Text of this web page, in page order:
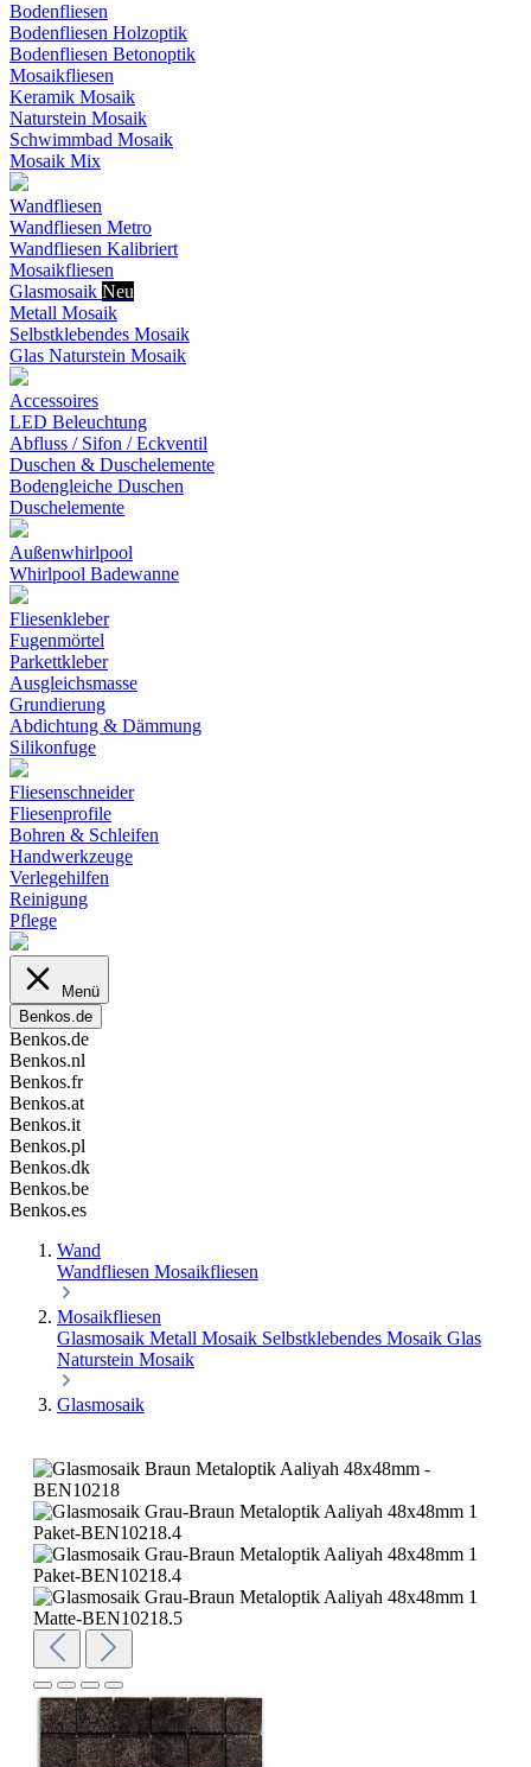
Bodenfliesen
Bodenfliesen Holzoptik
Bodenfliesen Betonoptik
Mosaikfliesen
Keramik Mosaik
Naturstein Mosaik
Schwimmbad Mosaik
Mosaik Mix
Wandfliesen
Wandfliesen Metro
Wandfliesen Kalibriert
Mosaikfliesen
Glasmosaik Neu
Metall Mosaik
Selbstklebendes Mosaik
Glas Naturstein Mosaik
Accessoires
LED Beleuchtung
Abfluss / Sifon / Eckventil
Duschen & Duschelemente
Bodengleiche Duschen
Duschelemente
Außenwhirlpool
Whirlpool Badewanne
Fliesenkleber
Fugenmörtel
Parkettkleber
Ausgleichsmasse
Grundierung
Abdichtung & Dämmung
Silikonfuge
Fliesenschneider
Fliesenprofile
Bohren & Schleifen
Handwerkzeuge
Verlegehilfen
Reinigung
Pflege
Menü
Benkos.de
Benkos.de
Benkos.nl
Benkos.fr
Benkos.at
Benkos.it
Benkos.pl
Benkos.dk
Benkos.be
Benkos.es
Wand
Wandfliesen Mosaikfliesen
Mosaikfliesen
Glasmosaik Metall Mosaik Selbstklebendes Mosaik Glas
Naturstein Mosaik
Glasmosaik